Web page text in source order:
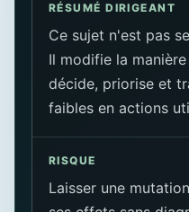
RÉSUMÉ DIRIGEANT
Ce sujet n'est pas
Il modifie la
décide, priorise et
faibles en actions
RISQUE
Laisser une